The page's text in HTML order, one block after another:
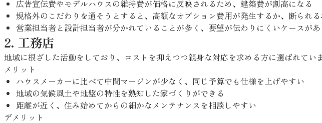
広告宣伝費やモデルハウスの維持費が価格に反映されるため、建築費が割高になる
規格外のこだわりを通そうとすると、高額なオプション費用が発生するか、断られ
営業担当者と設計担当者が分かれていることが多く、要望が伝わりにくいケースがあ
2. 工務店
地域に根ざした活動をしており、コストを抑えつつ親身な対応を求める方に選ばれてい
メリット
ハウスメーカーに比べて中間マージンが少なく、同じ予算でも仕様を上げやすい
地域の気候風土や地盤の特性を熟知した家づくりができる
距離が近く、住み始めてからの細かなメンテナンスを相談しやすい
デメリット